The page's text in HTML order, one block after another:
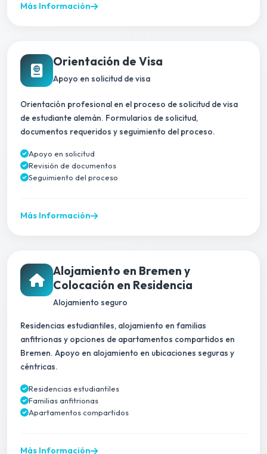
Más Información
Orientación de Visa
Apoyo en solicitud de visa
Orientación profesional en el proceso de solicitud de visa
de estudiante alemán. Formularios de solicitud,
documentos requeridos y seguimiento del proceso.
Apoyo en solicitud
Revisión de documentos
Seguimiento del proceso
Más Información
Alojamiento en Bremen y
Colocación en Residencia
Alojamiento seguro
Residencias estudiantiles, alojamiento en familias
anfitrionas y opciones de apartamentos compartidos en
Bremen. Apoyo en alojamiento en ubicaciones seguras y
céntricas.
Residencias estudiantiles
Familias anfitrionas
Apartamentos compartidos
Más Información